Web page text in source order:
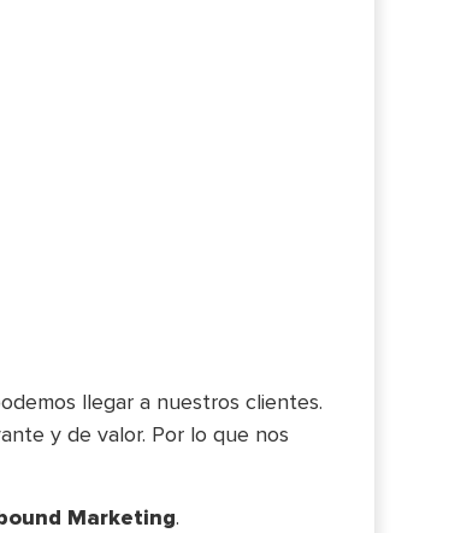
llegar a nuestros clientes.
y de valor. Por lo que nos
Marketing.